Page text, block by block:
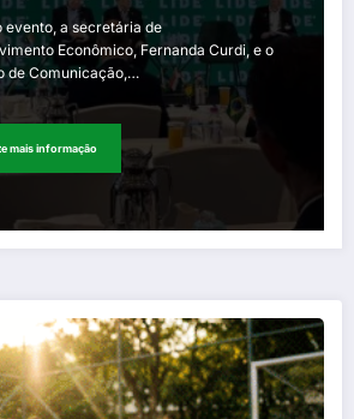
evento, a secretária de
Econômico, Fernanda Curdi, e o
de Comunicação,…
mais informação